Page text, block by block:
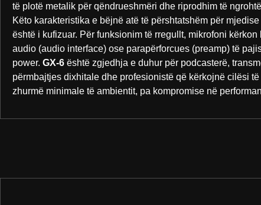
të plotë metalik për qëndrueshmëri dhe riprodhim të
Këto karakteristika e bëjnë atë të përshtatshëm për
është i kufizuar. Për funksionim të rregullt, mikrofoni
audio (audio interface) ose parapërforcues (preamp) të
power. GX-6 është zgjedhja e duhur për podcasterë,
përmbajtjes dixhitale dhe profesionistë që kërkojnë cilësi
zhurmë minimale të ambientit, pa kompromise në